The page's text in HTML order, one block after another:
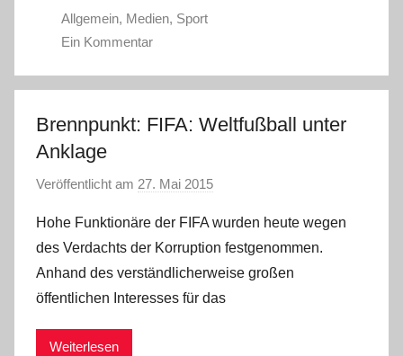
Allgemein, Medien, Sport
Ein Kommentar
Brennpunkt: FIFA: Weltfußball unter
Anklage
Veröffentlicht am 27. Mai 2015
n
a
d
m
Hohe Funktionäre der FIFA wurden heute wegen
des Verdachts der Korruption festgenommen.
Anhand des verständlicherweise großen
öffentlichen Interesses für das
Weiterlesen